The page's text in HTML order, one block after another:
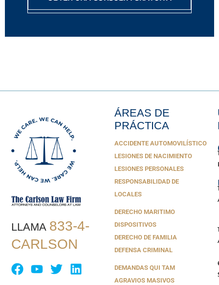
LLAMA 833-4-
CARLSON
ÁREAS DE
PRÁCTICA
ACCIDENTE AUTOMOVILÍSTICO
LESIONES DE NACIMIENTO
LESIONES PERSONALES
RESPONSABILIDAD DE
LOCALES
DERECHO MARITIMO
DISPOSITIVOS
DERECHO DE FAMILIA
DEFENSA CRIMINAL
DEMANDAS QUI TAM
AGRAVIOS MASIVOS